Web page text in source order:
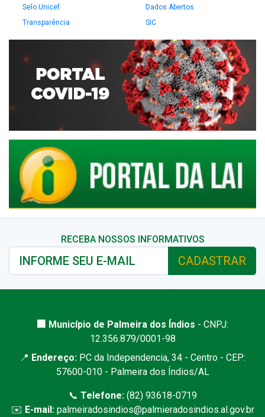
Selo Unicef
Dados Abertos
Transparência
SIC
RECEBA NOSSOS INFORMATIVOS
CADASTRAR
🏢 Município de Palmeira dos Índios - CNPJ:
12.356.879/0001-98
📍 Endereço: PC da Independencia, 34 - Centro - CEP:
57600-010 - Palmeira dos Índios/AL
📞 Telefone:(82) 93618-0719
✉️ E-mail: palmeiradosindios@palmieradosindios.al.gov.br